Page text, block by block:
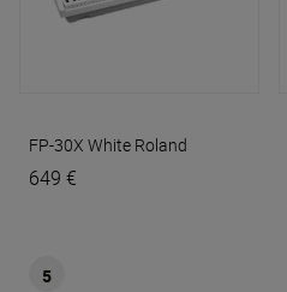
FP-30X White Roland
649 €
5